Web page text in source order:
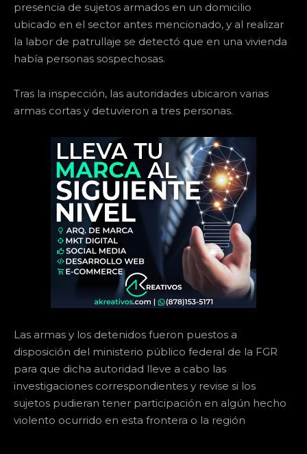
presencia de sujetos armados en un domicilio
ubicado en el sector antes mencionado, y al realizar
la labor de patrullaje se detectó que en una vivienda
había personas sospechosas.
Tras la inspección, las autoridades ubicaron varias
armas cortas y detuvieron a tres personas.
Las armas y los detenidos fueron puestos a
disposición del ministerio público federal de la FGR
para que dicha autoridad lleve a cabo las
investigaciones correspondientes y revise si los
sujetos pudieran tener participación en algún hecho
violento ocurrido en esta frontera o la región